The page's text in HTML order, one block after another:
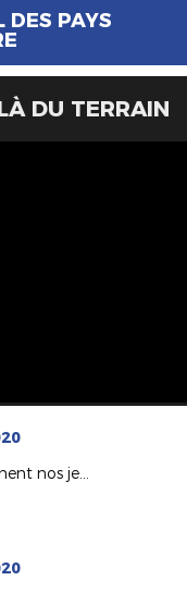
DES PAYS
DU TERRAIN
Pôle Espoirs : comment nos jeunes abordent un match amical ?